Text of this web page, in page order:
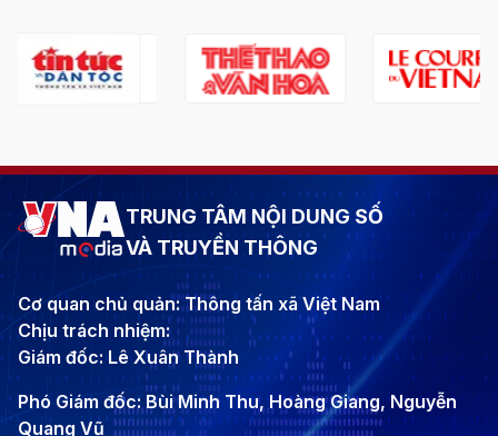
TRUNG TÂM NỘI DUNG SỐ
VÀ TRUYỀN THÔNG
Cơ quan chủ quản: Thông tấn xã Việt Nam
Chịu trách nhiệm:
Giám đốc: Lê Xuân Thành
Phó Giám đốc: Bùi Minh Thu, Hoàng Giang, Nguyễn
Quang Vũ